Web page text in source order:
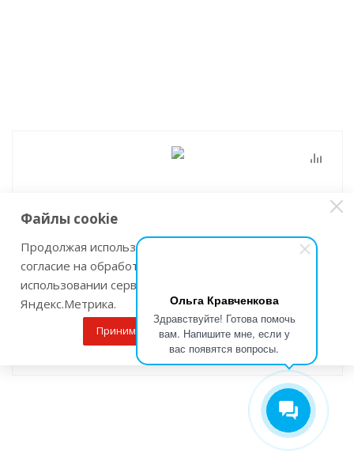
Ольга Кравченкова
Здравствуйте! Готова помочь
вам. Напишите мне, если у
вас появятся вопросы.
Полотно универсальное ЗУБР S922VF
Нет в наличии
Файлы cookie
Продолжая использовать наш сайт Вы даете
согласие на обработку файлов cookie и
использовании сервисов веб-аналитики
Яндекс.Метрика.
Принимаю Подробнее